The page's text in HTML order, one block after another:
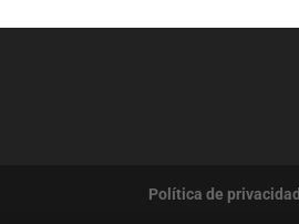
Política de privacidad